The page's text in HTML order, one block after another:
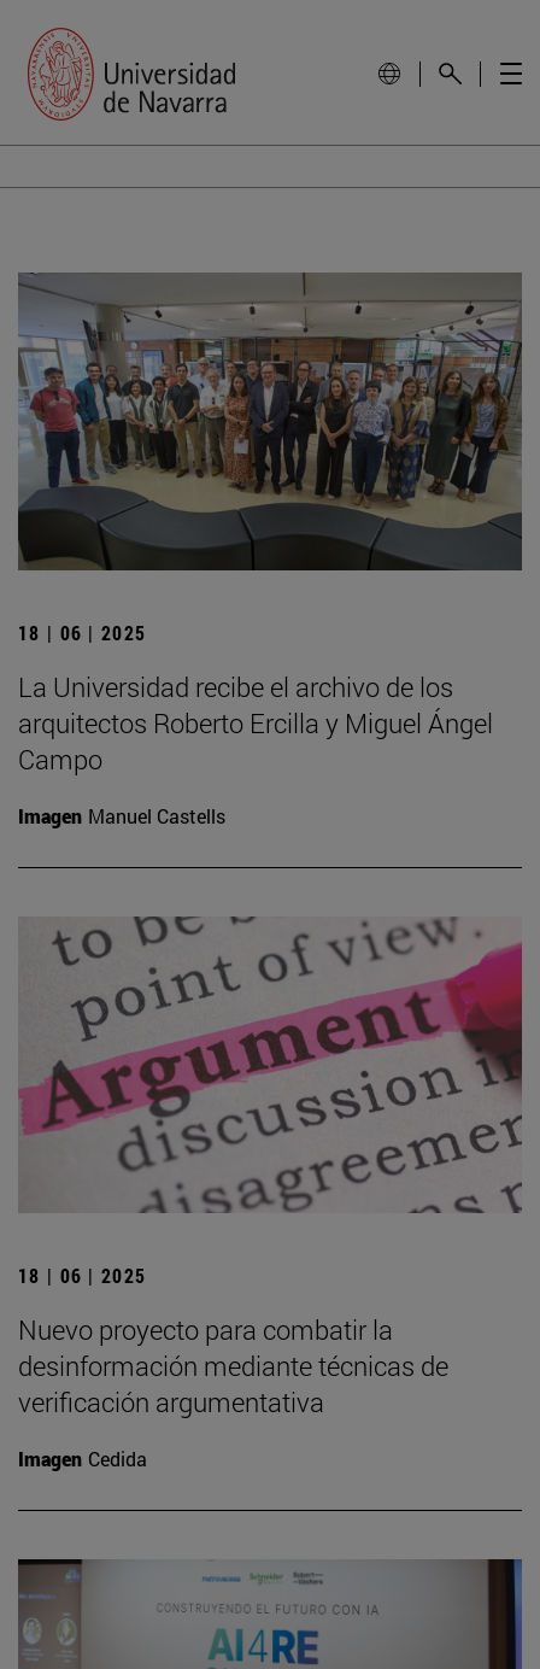
18 | 06 | 2025
La Universidad recibe el archivo de los
arquitectos Roberto Ercilla y Miguel Ángel
Campo
Imagen Manuel Castells
18 | 06 | 2025
Nuevo proyecto para combatir la
desinformación mediante técnicas de
verificación argumentativa
Imagen Cedida